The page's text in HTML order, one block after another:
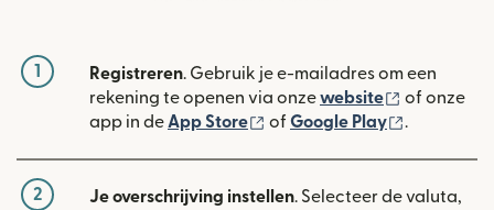
1 Registreren. Gebruik je e-mailadres om een
rekening te openen via onzewebsite (wordt
of onze
app in de App Store (wordt geopend in een
of Google Play .
2 Je overschrijving instellen. Selecteer de valuta,